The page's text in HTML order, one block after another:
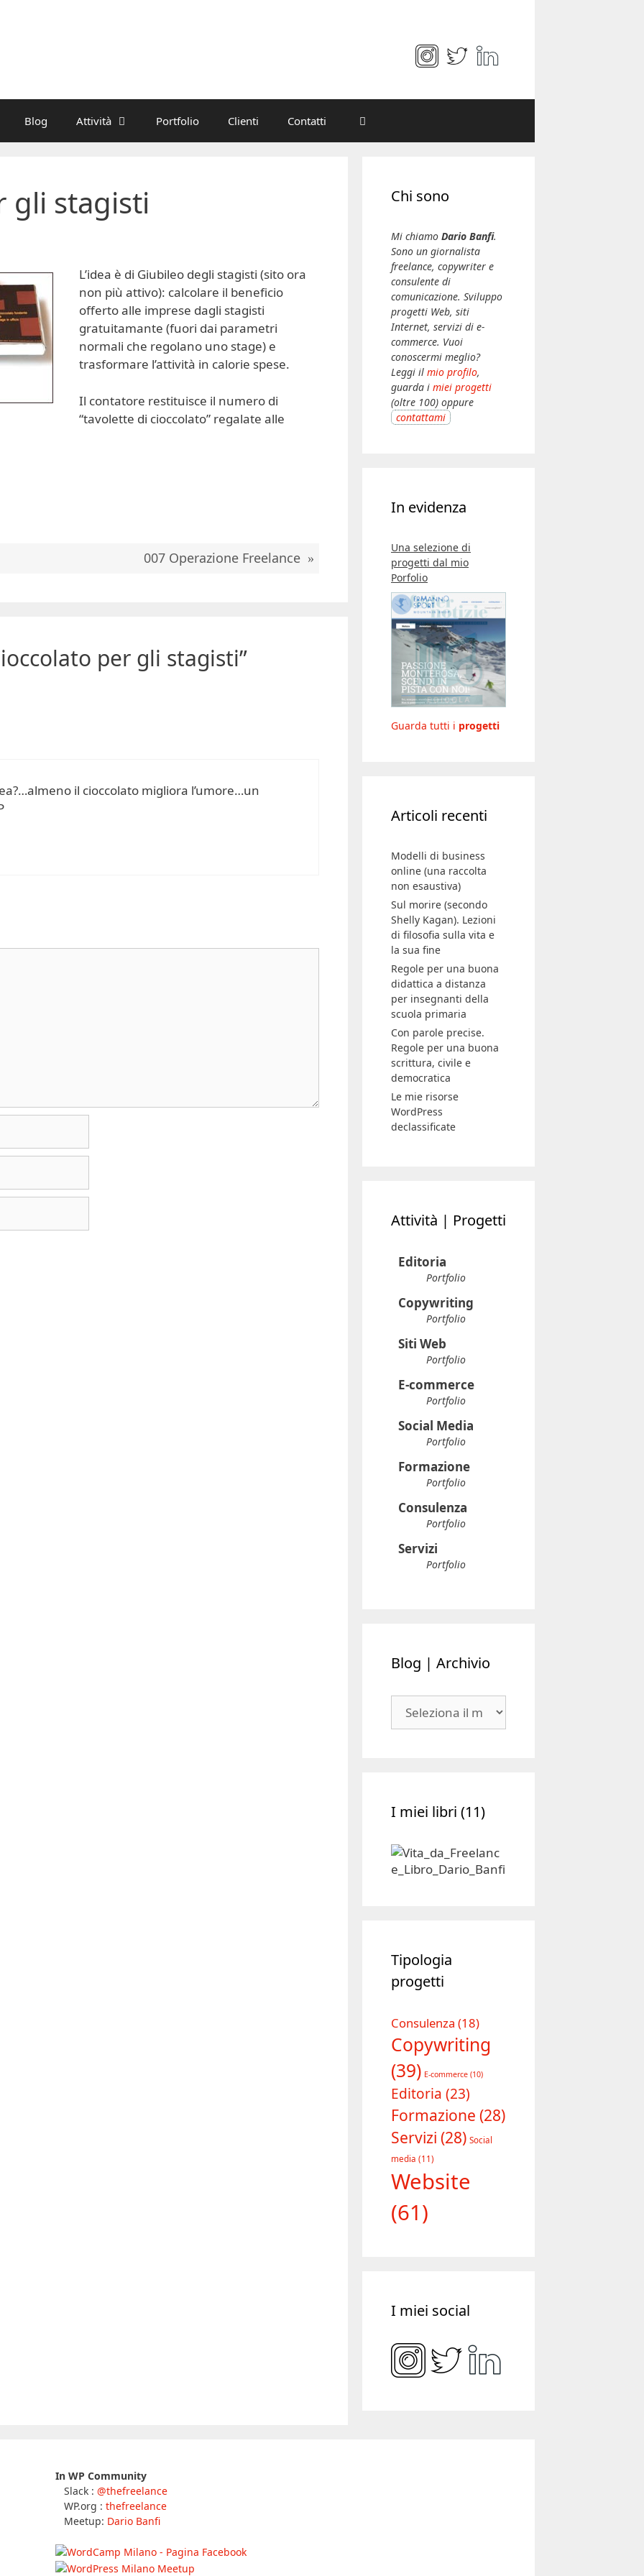
Blog Attività Portfolio Clienti Contatti
gli stagisti
L’idea è di Giubileo degli stagisti (sito ora
non più attivo): calcolare il beneficio
offerto alle imprese dagli stagisti
gratuitamante (fuori dai parametri
normali che regolano uno stage) e
trasformare l’attività in calorie spese.
Il contatore restituisce il numero di
“tavolette di cioccolato” regalate alle
007 Operazione Freelance
per gli stagisti”
il cioccolato migliora l’umore…un
Chi sono
Mi chiamo Dario Banfi.
Sono un giornalista
freelance, copywriter e
consulente di
comunicazione. Sviluppo
progetti Web, siti
Internet, servizi di e-
commerce. Vuoi
conoscermi meglio?
Leggi il mio profilo,
guarda i miei progetti
(oltre 100) oppure
contattami
In evidenza
Una selezione di
progetti dal mio
Porfolio
Guarda tutti i progetti
Articoli recenti
Modelli di business
online (una raccolta
non esaustiva)
Sul morire (secondo
Shelly Kagan). Lezioni
di filosofia sulla vita e
la sua fine
Regole per una buona
didattica a distanza
per insegnanti della
scuola primaria
Con parole precise.
Regole per una buona
scrittura, civile e
democratica
Le mie risorse
WordPress
declassificate
Attività | Progetti
Editoria
Portfolio
Copywriting
Portfolio
Siti Web
Portfolio
E-commerce
Portfolio
Social Media
Portfolio
Formazione
Portfolio
Consulenza
Portfolio
Servizi
Portfolio
Blog | Archivio
I miei libri (11)
Tipologia
progetti
Consulenza (18)
Copywriting
(39) E-commerce (10)
Editoria (23)
Formazione (28)
Servizi (28) Social
media (11)
Website
(61)
I miei social
In WP Community
Slack :@thefreelance
WP.org :thefreelance
Meetup: Dario Banfi